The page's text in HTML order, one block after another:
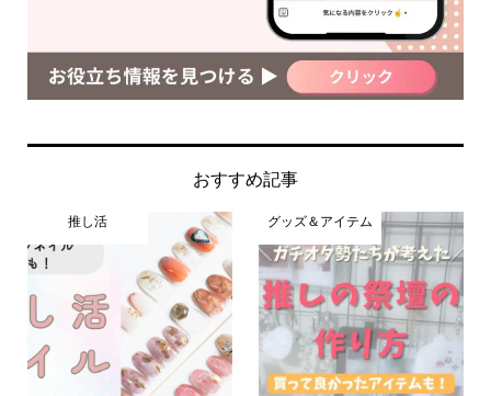
おすすめ記事
推し活 グッズ＆アイテム